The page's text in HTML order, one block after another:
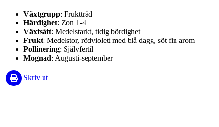
Växtgrupp: Fruktträd
Härdighet: Zon 1-4
Växtsätt: Medelstarkt, tidig bördighet
Frukt: Medelstor, rödviolett med blå dagg, söt fin arom
Pollinering: Självfertil
Mognad: Augusti-september
Skriv ut